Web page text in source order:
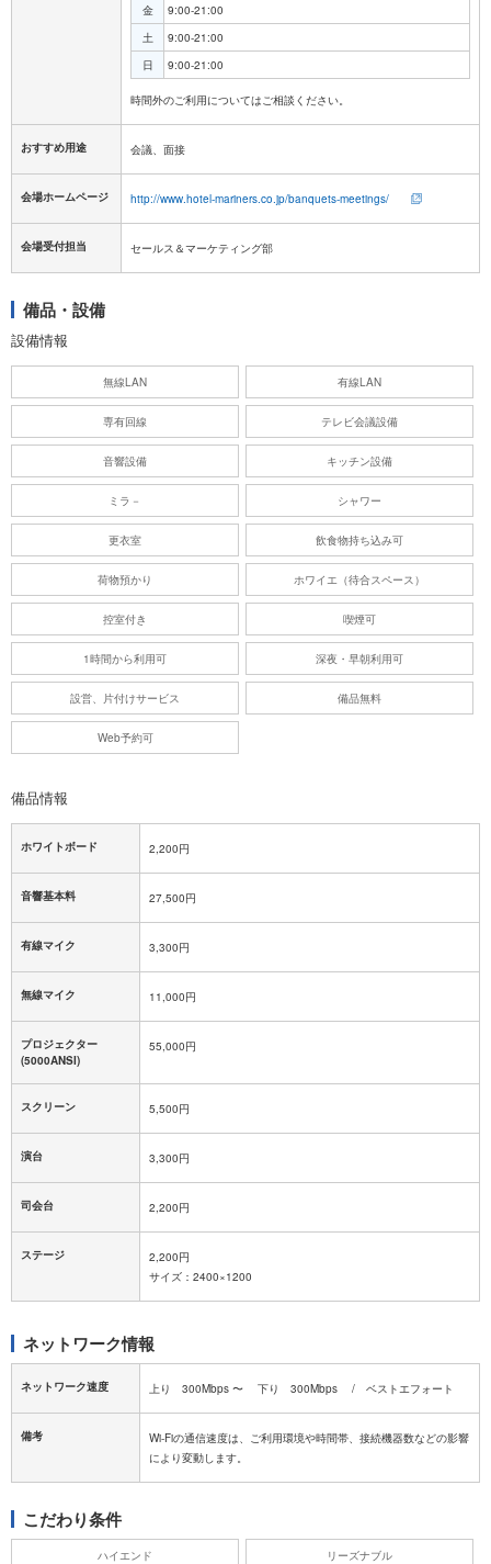
金
9:00-21:00
土
9:00-21:00
日
9:00-21:00
おすすめ用途 会議、面接
会場ホームページ http://www.hotel-mariners.co.jp/banquets-meetings/
会場受付担当 セールス＆マーケティング部
備品・設備
設備情報
無線LAN 有線LAN
専有回線 テレビ会議設備
音響設備 キッチン設備
ミラ－ シャワー
更衣室 飲食物持ち込み可
荷物預かり ホワイエ（待合スペース）
控室付き 喫煙可
1時間から利用可 深夜・早朝利用可
設営、片付けサービス 備品無料
Web予約可
備品情報
ホワイトボード 2,200円
音響基本料 27,500円
有線マイク 3,300円
無線マイク 11,000円
プロジェクター
(5000ANSI)
55,000円
スクリーン 5,500円
演台 3,300円
司会台 2,200円
ステージ
2,200円
サイズ：2400×1200
ネットワーク情報
ネットワーク速度 上り 300Mbps 〜 下り 300Mbps / ベストエフォート
備考
Wi-Fiの通信速度は、ご利用環境や時間帯、接続機器数などの影響
により変動します。
こだわり条件
ハイエンド リーズナブル